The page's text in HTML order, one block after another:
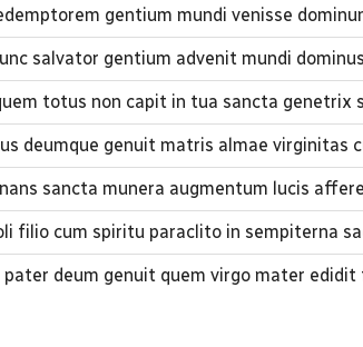
gentium mundi venisse
salvator gentium advenit mundi
totus non capit in tua sancta genetrix
deumque genuit matris almae virginitas
sancta munera augmentum lucis
filio cum spiritu paraclito in sempiterna
deum genuit quem virgo mater